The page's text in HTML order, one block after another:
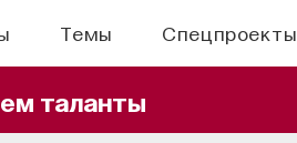
Темы Спецпроекты
таланты